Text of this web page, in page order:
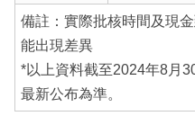
備註：實際批核時間及現
能出現差異
*以上資料截至2024年8月
最新公布為準。